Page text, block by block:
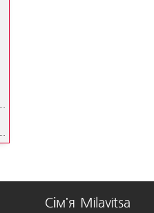
Сім'я Milavitsa